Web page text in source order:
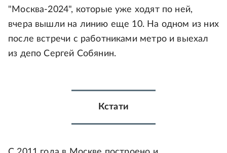
"Москва-2024", которые уже ходят по ней,
вчера вышли на линию еще 10. На одном из них
после встречи с работниками метро и выехал
из депо Сергей Собянин.
Кстати